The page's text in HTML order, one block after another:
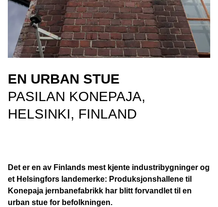
EN URBAN STUE
PASILAN KONEPAJA,
HELSINKI, FINLAND
Det er en av Finlands mest kjente industribygninger og
et Helsingfors landemerke: Produksjonshallene til
Konepaja jernbanefabrikk har blitt forvandlet til en
urban stue for befolkningen.